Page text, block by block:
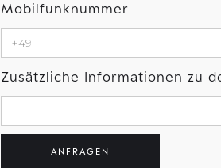
Mobilfunknummer
Zusätzliche Informationen zu